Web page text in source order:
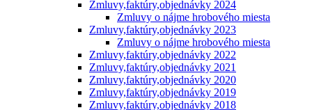
Zmluvy,faktúry,objednávky 2024
Zmluvy o nájme hrobového miesta
Zmluvy,faktúry,objednávky 2023
Zmluvy o nájme hrobového miesta
Zmluvy,faktúry,objednávky 2022
Zmluvy,faktúry,objednávky 2021
Zmluvy,faktúry,objednávky 2020
Zmluvy,faktúry,objednávky 2019
Zmluvy,faktúry,objednávky 2018